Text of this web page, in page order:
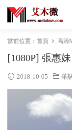
當前位置： 首頁 高清
[1080P] 張惠
2018-10-05 華